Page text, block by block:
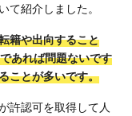
て紹介しました。
籍や出向すること
あれば問題ないです
ことが多いです。
許認可を取得して人